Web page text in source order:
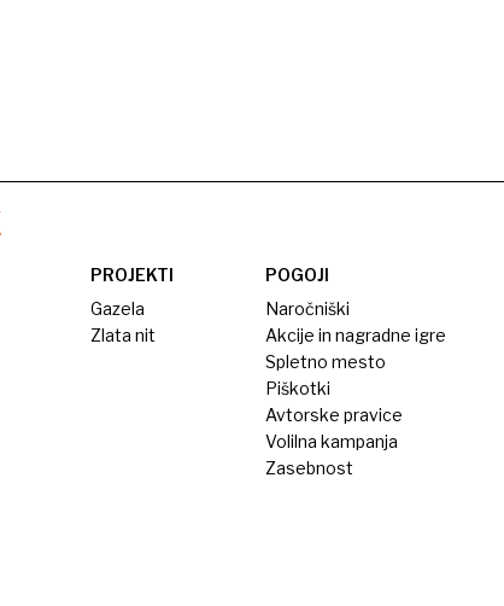
PROJEKTI
Gazela
Zlata nit
POGOJI
Naročniški
Akcije in nagradne igre
Spletno mesto
Piškotki
Avtorske pravice
Volilna kampanja
Zasebnost